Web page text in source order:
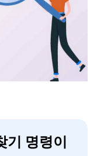
기 명령이